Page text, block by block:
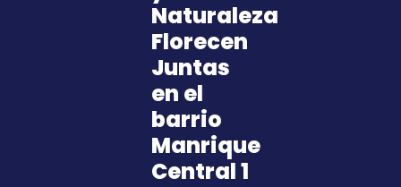
Naturaleza
Florecen
Juntas
en el
barrio
Manrique
Central 1